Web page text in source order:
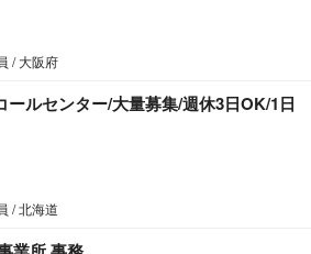
/ 大阪府
ールセンター/大量募集/週休3日OK/1日
/ 北海道